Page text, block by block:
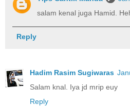
salam kenal juga Hamid.
Reply
Hadim Rasim Sugiwaras
Salam knal. Iya jd mrip euy
Reply